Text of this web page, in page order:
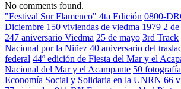
No comments found.
"Festival Sur Flamenco" 4ta Edición 0800-
Diciembre 150 viviendas de viedma 1979 2
247 aniversario Viedma 25 de mayo 3rd Track
Nacional por la Niñez 40 aniversario del
federal 44º edición de Fiesta del Mar y el
Nacional del Mar y el Acampante 50
Economía Social y Solidaria en la UNRN 66